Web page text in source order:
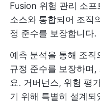
Fusion 위험 관리 소
소스와 통합되어 조직
정 준수를 보장합니다.
예측 분석을 통해 조
규정 준수를 보장하며
요. 거버넌스, 위험 평
기 위해 특별히 설계되